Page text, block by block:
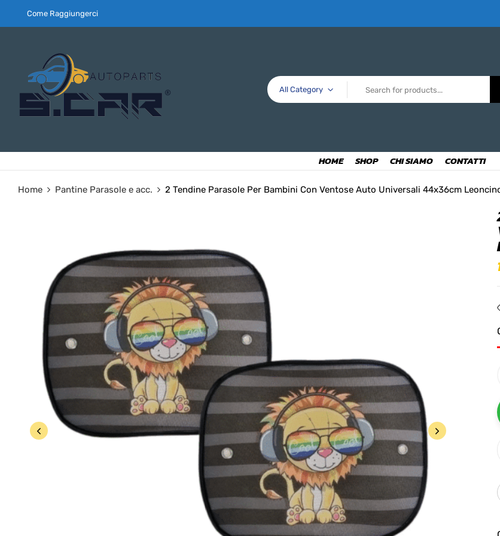
Come Raggiungerci
All Category
HOME SHOP CHI SIAMO CONTATTI
Home Pantine Parasole e acc. 2 Tendine Parasole Per Bambini Con Ventose Auto Universali 44x36cm